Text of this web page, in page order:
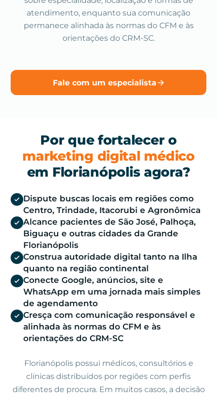
atendimento, enquanto sua comunicação
permanece alinhada às normas do CFM e às
orientações do CRM-SC.
Fale com um especialista
Por que fortalecer o
marketing digital médico
em Florianópolis agora?
Dispute buscas locais em regiões como
Centro, Trindade, Itacorubi e Agronômica
Alcance pacientes de São José, Palhoça,
Biguaçu e outras cidades da Grande
Florianópolis
Construa autoridade digital tanto na Ilha
quanto na região continental
Conecte Google, anúncios, site e
WhatsApp em uma jornada mais simples
de agendamento
Cresça com comunicação responsável e
alinhada às normas do CFM e às
orientações do CRM-SC
Florianópolis possui médicos, consultórios e
clínicas distribuídos por regiões com perfis
diferentes de procura. Em muitos casos, a decisão